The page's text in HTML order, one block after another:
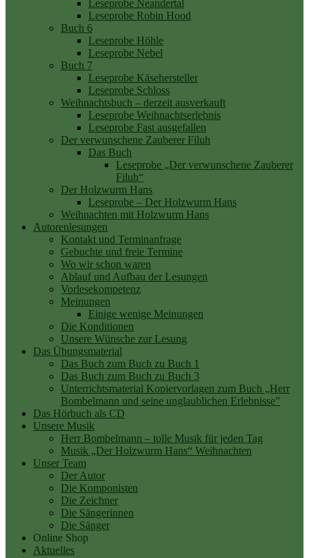
Leseprobe Neandertal
Leseprobe Robin Hood
Buch 6
Leseprobe Höhle
Leseprobe Nebel
Buch 7
Leseprobe Käsehersteller
Leseprobe Schloss
Weihnachtsbuch – derzeit ausverkauft
Leseprobe Weihnachtserlebnis
Leseprobe Fast ausgefallen
Der verwunschene Zauberer Filuh
Das Buch
Leseprobe „Der verwunschene Zauberer
Filuh“
Der Holzwurm Hans
Leseprobe – Der Holzwurm Hans
Weihnachten mit Holzwurm Hans
Autorenlesungen
Kontakt und Terminanfrage
Gebuchte und freie Termine
Wo wir schon waren
Ablauf und Aufbau der Lesungen
Vorlesekompetenz
Meinungen
Einige wenige Meinungen
Die Konditionen
Unsere Wünsche zur Lesung
Das Übungsmaterial
Das Buch zum Buch zu Buch 1
Das Buch zum Buch zu Buch 3
Unterrichtsmaterial Kopiervorlagen zum Buch „Herr
Bombelmann und seine unglaublichen Erlebnisse”
Das Hörbuch als CD
Unsere Musik
Herr Bombelmann – tolle Musik für jeden Tag
Musik „Der Holzwurm Hans“ Weihnachten
Unser Team
Der Autor
Die Komponisten
Die Zeichner
Die Sängerinnen
Die Sänger
Online Shop
Aktuelles